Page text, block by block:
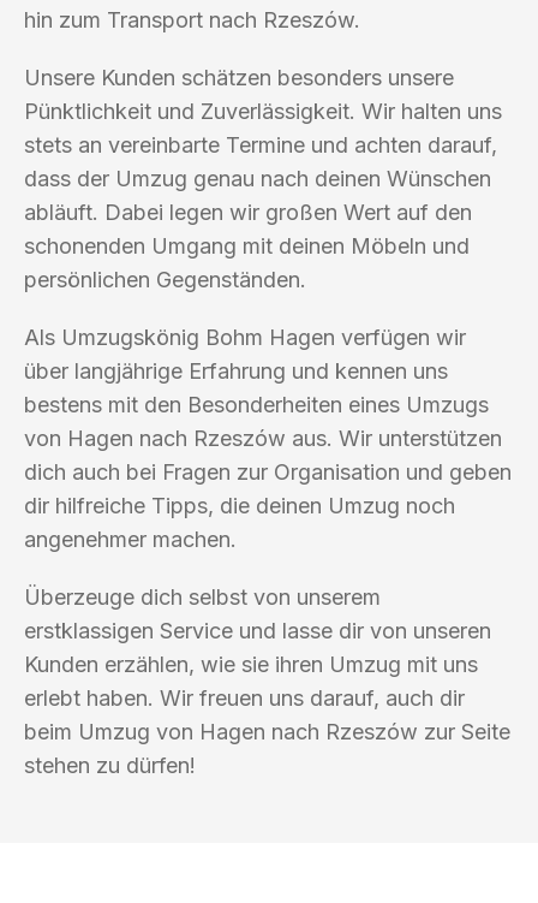
hin zum Transport nach Rzeszów.
Unsere Kunden schätzen besonders unsere
Pünktlichkeit und Zuverlässigkeit. Wir halten uns
stets an vereinbarte Termine und achten darauf,
dass der Umzug genau nach deinen Wünschen
abläuft. Dabei legen wir großen Wert auf den
schonenden Umgang mit deinen Möbeln und
persönlichen Gegenständen.
Als Umzugskönig Bohm Hagen verfügen wir
über langjährige Erfahrung und kennen uns
bestens mit den Besonderheiten eines Umzugs
von Hagen nach Rzeszów aus. Wir unterstützen
dich auch bei Fragen zur Organisation und geben
dir hilfreiche Tipps, die deinen Umzug noch
angenehmer machen.
Überzeuge dich selbst von unserem
erstklassigen Service und lasse dir von unseren
Kunden erzählen, wie sie ihren Umzug mit uns
erlebt haben. Wir freuen uns darauf, auch dir
beim Umzug von Hagen nach Rzeszów zur Seite
stehen zu dürfen!